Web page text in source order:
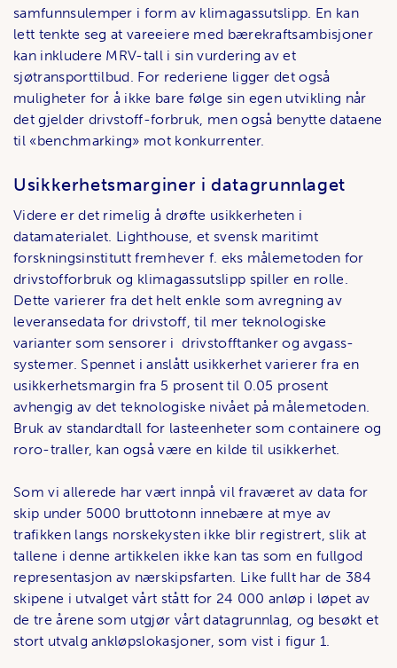
samfunnsulemper i form av klimagassutslipp. En kan
lett tenkte seg at vareeiere med bærekraftsambisjoner
kan inkludere MRV-tall i sin vurdering av et
sjøtransporttilbud. For rederiene ligger det også
muligheter for å ikke bare følge sin egen utvikling når
det gjelder drivstoff-forbruk, men også benytte dataene
til «benchmarking» mot konkurrenter.
Usikkerhetsmarginer i datagrunnlaget
Videre er det rimelig å drøfte usikkerheten i
datamaterialet. Lighthouse, et svensk maritimt
forskningsinstitutt fremhever f. eks målemetoden for
drivstofforbruk og klimagassutslipp spiller en rolle.
Dette varierer fra det helt enkle som avregning av
leveransedata for drivstoff, til mer teknologiske
varianter som sensorer i drivstofftanker og avgass-
systemer. Spennet i anslått usikkerhet varierer fra en
usikkerhetsmargin fra 5 prosent til 0.05 prosent
avhengig av det teknologiske nivået på målemetoden.
Bruk av standardtall for lasteenheter som containere og
roro-traller, kan også være en kilde til usikkerhet.
Som vi allerede har vært innpå vil fraværet av data for
skip under 5000 bruttotonn innebære at mye av
trafikken langs norskekysten ikke blir registrert, slik at
tallene i denne artikkelen ikke kan tas som en fullgod
representasjon av nærskipsfarten. Like fullt har de 384
skipene i utvalget vårt stått for 24 000 anløp i løpet av
de tre årene som utgjør vårt datagrunnlag, og besøkt et
stort utvalg ankløpslokasjoner, som vist i figur 1.